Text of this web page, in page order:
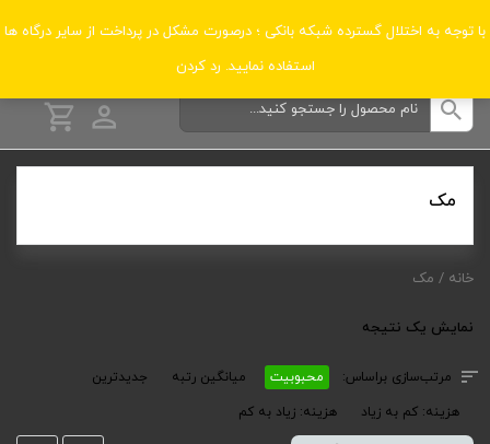
با توجه به اختلال گسترده شبکه بانکی ؛ درصورت مشکل در پرداخت از سایر درگاه ها
استفاده نمایید. رد کردن
دسته‌بندی‌ها
مک
خانه / مک
نمایش یک نتیجه
مرتب‌سازی براساس: محبوبیت میانگین رتبه
جدیدترین
هزینه: کم به زیاد
هزینه: زیاد به کم